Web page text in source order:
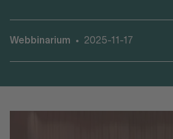
Webbinarium • 2025-11-17